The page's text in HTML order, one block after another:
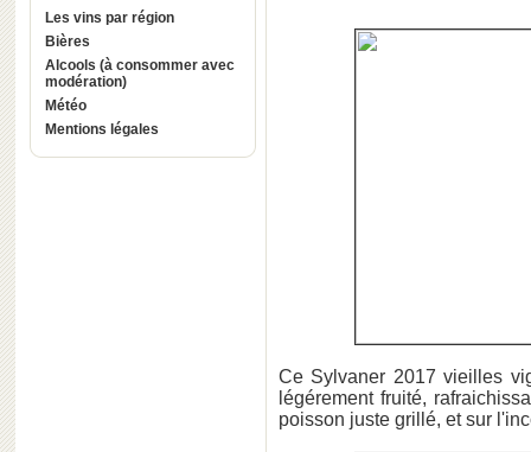
Les vins par région
Bières
Alcools (à consommer avec
modération)
Météo
Mentions légales
Ce Sylvaner 2017 vieilles
légérement fruité,
poisson juste grillé, et sur